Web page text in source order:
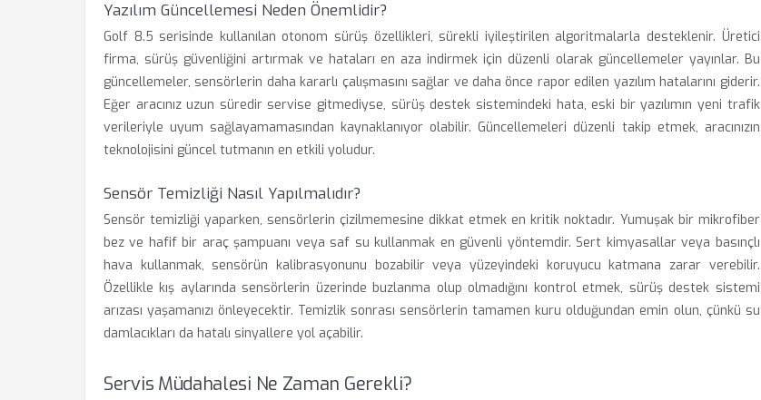
Yazılım Güncellemesi Neden Önemlidir?
Golf 8.5 serisinde kullanılan otonom sürüş özellikleri, sürekli iyileştirilen algoritmalarla desteklenir. Üretici
firma, sürüş güvenliğini artırmak ve hataları en aza indirmek için düzenli olarak güncellemeler yayınlar. Bu
güncellemeler, sensörlerin daha kararlı çalışmasını sağlar ve daha önce rapor edilen yazılım hatalarını giderir.
Eğer aracınız uzun süredir servise gitmediyse, sürüş destek sistemindeki hata, eski bir yazılımın yeni trafik
verileriyle uyum sağlayamamasından kaynaklanıyor olabilir. Güncellemeleri düzenli takip etmek, aracınızın
teknolojisini güncel tutmanın en etkili yoludur.
Sensör Temizliği Nasıl Yapılmalıdır?
Sensör temizliği yaparken, sensörlerin çizilmemesine dikkat etmek en kritik noktadır. Yumuşak bir mikrofiber
bez ve hafif bir araç şampuanı veya saf su kullanmak en güvenli yöntemdir. Sert kimyasallar veya basınçlı
hava kullanmak, sensörün kalibrasyonunu bozabilir veya yüzeyindeki koruyucu katmana zarar verebilir.
Özellikle kış aylarında sensörlerin üzerinde buzlanma olup olmadığını kontrol etmek, sürüş destek sistemi
arızası yaşamanızı önleyecektir. Temizlik sonrası sensörlerin tamamen kuru olduğundan emin olun, çünkü su
damlacıkları da hatalı sinyallere yol açabilir.
Servis Müdahalesi Ne Zaman Gerekli?